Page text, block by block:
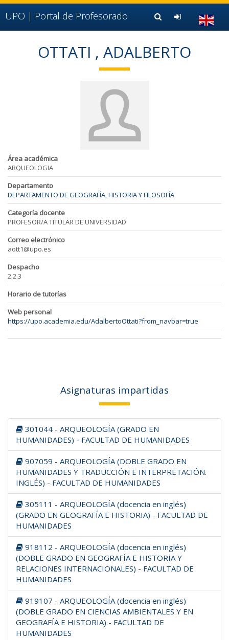
Ir al contenido principal de la página (alt + s)
Ir a la cabecera de la página (alt + c)
Ir al pie de la página (alt + p)
Ir al menú principal (alt + u)
UPO | Portal de Profesorado
OTTATI , ADALBERTO
Área académica
ARQUEOLOGIA
Departamento
DEPARTAMENTO DE GEOGRAFÍA, HISTORIA Y FILOSOFÍA
Categoría docente
PROFESOR/A TITULAR DE UNIVERSIDAD
Correo electrónico
aott1@upo.es
Despacho
2.2.3
Horario de tutorías
Web personal
https://upo.academia.edu/AdalbertoOttati?from_navbar=true
Asignaturas impartidas
301044 - ARQUEOLOGÍA (GRADO EN
HUMANIDADES) - FACULTAD DE HUMANIDADES
907059 - ARQUEOLOGÍA (DOBLE GRADO EN
HUMANIDADES Y TRADUCCIÓN E INTERPRETACIÓN.
INGLÉS) - FACULTAD DE HUMANIDADES
305111 - ARQUEOLOGÍA (docencia en inglés)
(GRADO EN GEOGRAFÍA E HISTORIA) - FACULTAD DE
HUMANIDADES
918112 - ARQUEOLOGÍA (docencia en inglés)
(DOBLE GRADO EN GEOGRAFÍA E HISTORIA Y
RELACIONES INTERNACIONALES) - FACULTAD DE
HUMANIDADES
919107 - ARQUEOLOGÍA (docencia en inglés)
(DOBLE GRADO EN CIENCIAS AMBIENTALES Y EN
GEOGRAFÍA E HISTORIA) - FACULTAD DE
HUMANIDADES